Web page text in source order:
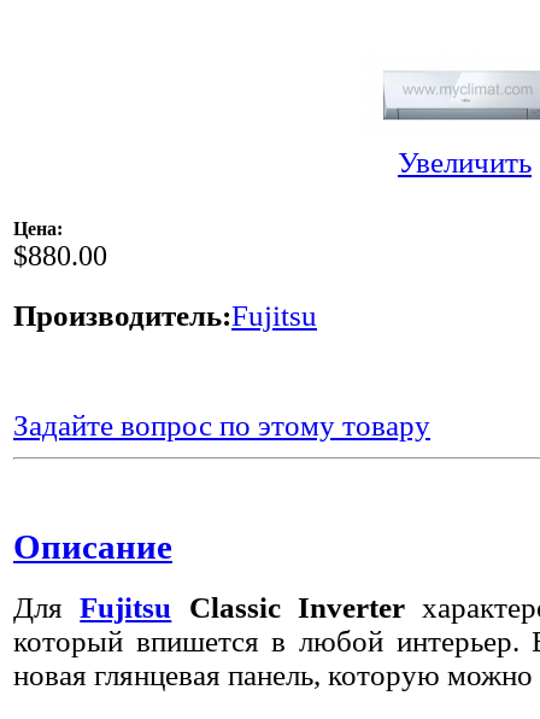
Увеличить
Цена:
$880.00
Производитель:Fujitsu
Задайте вопрос по этому товару
Описание
ДляFujitsu Classic Inverter
который впишется в любой интерьер.
новая глянцевая панель, которую